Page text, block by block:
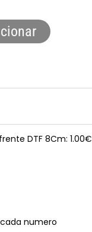
DTF 8Cm: 1.00€
cada numero